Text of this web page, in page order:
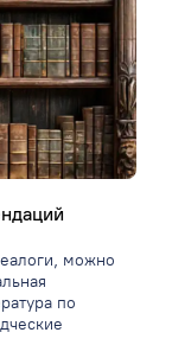
можно
по